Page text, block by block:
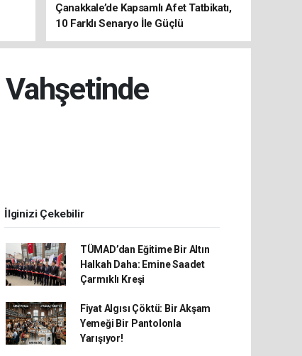
Çanakkale’de Kapsamlı Afet Tatbikatı,
10 Farklı Senaryo İle Güçlü
Koordinasyon
Vahşetinde
İlginizi Çekebilir
TÜMAD’dan Eğitime Bir Altın
Halkah Daha: Emine Saadet
Çarmıklı Kreşi
Fiyat Algısı Çöktü: Bir Akşam
Yemeği Bir Pantolonla
Yarışıyor!